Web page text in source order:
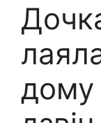
дому